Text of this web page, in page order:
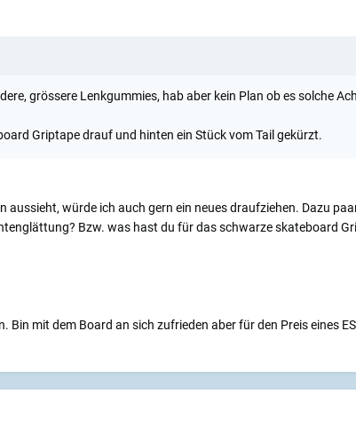
grössere Lenkgummies, hab aber kein Plan ob es solche
Griptape drauf und hinten ein Stück vom Tail gekürzt.
würde ich auch gern ein neues draufziehen. Dazu
Bzw. was hast du für das schwarze skateboard
Bin mit dem Board an sich zufrieden aber für den Preis eines